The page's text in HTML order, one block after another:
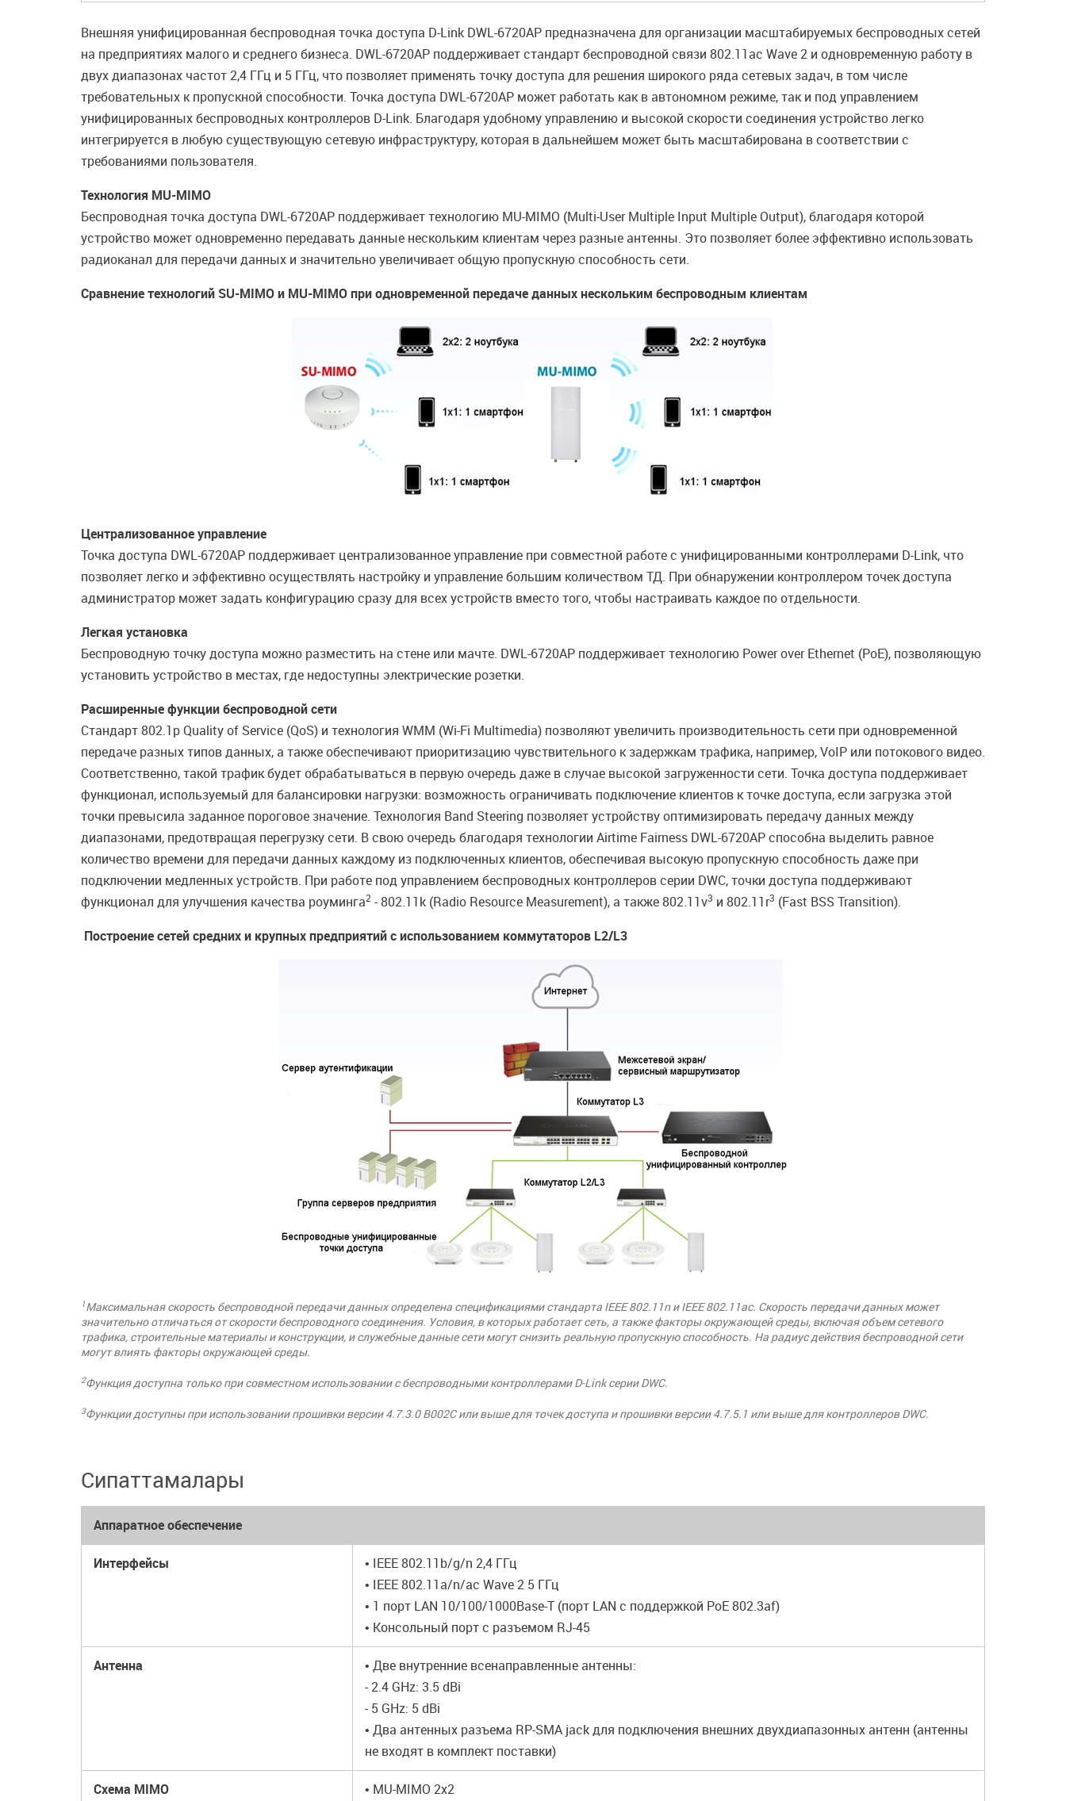
Внешняя унифицированная беспроводная точка доступа D-Link DWL-6720AP предназначена для организации масштабируемых беспроводных сетей
на предприятиях малого и среднего бизнеса. DWL-6720AP поддерживает стандарт беспроводной связи 802.11ac Wave 2 и одновременную работу в
двух диапазонах частот 2,4 ГГц и 5 ГГц, что позволяет применять точку доступа для решения широкого ряда сетевых задач, в том числе
требовательных к пропускной способности. Точка доступа DWL-6720AP может работать как в автономном режиме, так и под управлением
унифицированных беспроводных контроллеров D-Link. Благодаря удобному управлению и высокой скорости соединения устройство легко
интегрируется в любую существующую сетевую инфраструктуру, которая в дальнейшем может быть масштабирована в соответствии с
требованиями пользователя.
Технология MU-MIMO
Беспроводная точка доступа DWL-6720AP поддерживает технологию MU-MIMO (Multi-User Multiple Input Multiple Output), благодаря которой
устройство может одновременно передавать данные нескольким клиентам через разные антенны. Это позволяет более эффективно использовать
радиоканал для передачи данных и значительно увеличивает общую пропускную способность сети.
Сравнение технологий SU-MIMO и MU-MIMO при одновременной передаче данных нескольким беспроводным клиентам
Централизованное управление
Точка доступа DWL-6720AP поддерживает централизованное управление при совместной работе с унифицированными контроллерами D-Link, что
позволяет легко и эффективно осуществлять настройку и управление большим количеством ТД. При обнаружении контроллером точек доступа
администратор может задать конфигурацию сразу для всех устройств вместо того, чтобы настраивать каждое по отдельности.
Легкая установка
Беспроводную точку доступа можно разместить на стене или мачте. DWL-6720AP поддерживает технологию Power over Ethernet (PoE), позволяющую
установить устройство в местах, где недоступны электрические розетки.
Расширенные функции беспроводной сети
Стандарт 802.1p Quality of Service (QoS) и технология WMM (Wi-Fi Multimedia) позволяют увеличить производительность сети при одновременной
передаче разных типов данных, а также обеспечивают приоритизацию чувствительного к задержкам трафика, например, VoIP или потокового видео.
Соответственно, такой трафик будет обрабатываться в первую очередь даже в случае высокой загруженности сети. Точка доступа поддерживает
функционал, используемый для балансировки нагрузки: возможность ограничивать подключение клиентов к точке доступа, если загрузка этой
точки превысила заданное пороговое значение. Технология Band Steering позволяет устройству оптимизировать передачу данных между
диапазонами, предотвращая перегрузку сети. В свою очередь благодаря технологии Airtime Fairness DWL-6720AP способна выделить равное
количество времени для передачи данных каждому из подключенных клиентов, обеспечивая высокую пропускную способность даже при
подключении медленных устройств. При работе под управлением беспроводных контроллеров серии DWC, точки доступа поддерживают
функционал для улучшения качества роуминга2 - 802.11k (Radio Resource Measurement), а также 802.11v3 и 802.11r3 (Fast BSS Transition).
Построение сетей средних и крупных предприятий с использованием коммутаторов L2/L3
1Максимальная скорость беспроводной передачи данных определена спецификациями стандарта IEEE 802.11n и IEEE 802.11ac. Скорость передачи данных может
значительно отличаться от скорости беспроводного соединения. Условия, в которых работает сеть, а также факторы окружающей среды, включая объем сетевого
трафика, строительные материалы и конструкции, и служебные данные сети могут снизить реальную пропускную способность. На радиус действия беспроводной сети
могут влиять факторы окружающей среды.
2Функция доступна только при совместном использовании с беспроводными контроллерами D-Link серии DWC.
3Функции доступны при использовании прошивки версии 4.7.3.0 B002C или выше для точек доступа и прошивки версии 4.7.5.1 или выше для контроллеров DWC.
Сипаттамалары
Аппаратное обеспечение
Интерфейсы
• IEEE 802.11b/g/n 2,4 ГГц
• IEEE 802.11a/n/ac Wave 2 5 ГГц
• 1 порт LAN 10/100/1000Base-T (порт LAN с поддержкой PoE 802.3af)
• Консольный порт с разъемом RJ-45
Антенна
• Две внутренние всенаправленные антенны:
- 2.4 GHz: 3.5 dBi
- 5 GHz: 5 dBi
• Два антенных разъема RP-SMA jack для подключения внешних двухдиапазонных антенн (антенны
не входят в комплект поставки)
Схема MIMO • MU-MIMO 2x2